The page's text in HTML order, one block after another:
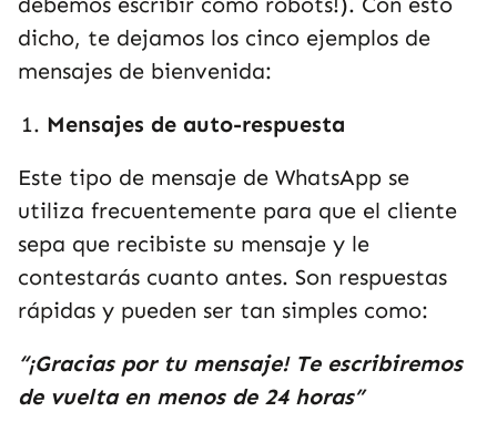
dicho, te dejamos los cinco ejemplos de
mensajes de bienvenida:
Mensajes de auto-respuesta
Este tipo de mensaje de WhatsApp se
utiliza frecuentemente para que el cliente
sepa que recibiste su mensaje y le
contestarás cuanto antes. Son respuestas
rápidas y pueden ser tan simples como:
“¡Gracias por tu mensaje! Te escribiremos
de vuelta en menos de 24 horas”